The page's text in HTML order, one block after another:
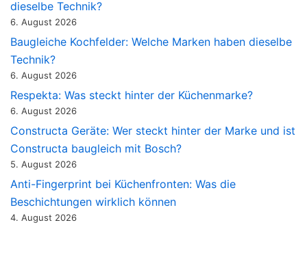
dieselbe Technik?
6. August 2026
Baugleiche Kochfelder: Welche Marken haben dieselbe
Technik?
6. August 2026
Respekta: Was steckt hinter der Küchenmarke?
6. August 2026
Constructa Geräte: Wer steckt hinter der Marke und ist
Constructa baugleich mit Bosch?
5. August 2026
Anti-Fingerprint bei Küchenfronten: Was die
Beschichtungen wirklich können
4. August 2026